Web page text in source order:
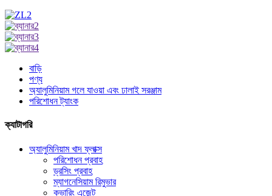
বাড়ি
পণ্য
অ্যালুমিনিয়াম গলে যাওয়া এবং ঢালাই সরঞ্জাম
পরিশোধন ট্যাংক
ক্যাটাগরি
অ্যালুমিনিয়াম খাদ ফ্লাক্স
পরিশোধন প্রবাহ
ড্রসিং প্রবাহ
ম্যাগনেসিয়াম রিমুভার
কভারিং এজেন্ট